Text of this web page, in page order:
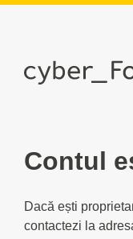
Contul
Dacă ești
contactezi la